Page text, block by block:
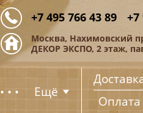
+7 495 766 43 89 +7
Москва, Нахимовский
ДЕКОР ЭКСПО, 2 этаж,
... Ещё
Оплата